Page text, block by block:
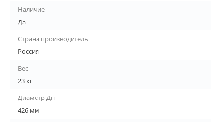
Наличие
Да
Страна производитель
Россия
Вес
23 кг
Диаметр Дн
426 мм